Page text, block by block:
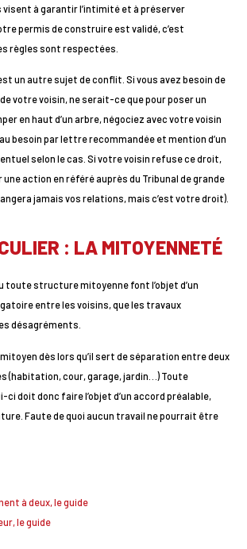
visent à garantir l’intimité et à préserver
permis de construire est validé, c’est
règles sont respectées.
un autre sujet de conflit. Si vous avez besoin de
votre voisin, ne serait-ce que pour poser un
en haut d’un arbre, négociez avec votre voisin
besoin par lettre recommandée et mention d’un
selon le cas. Si votre voisin refuse ce droit,
action en référé auprès du Tribunal de grande
jamais vos relations, mais c’est votre droit).
: LA MITOYENNETÉ
toute structure mitoyenne font l’objet d’un
entre les voisins, que les travaux
désagréments.
dès lors qu’il sert de séparation entre deux
(habitation, cour, garage, jardin…) Toute
doit donc faire l’objet d’un accord préalable,
Faute de quoi aucun travail ne pourrait être
à deux, le guide
le guide